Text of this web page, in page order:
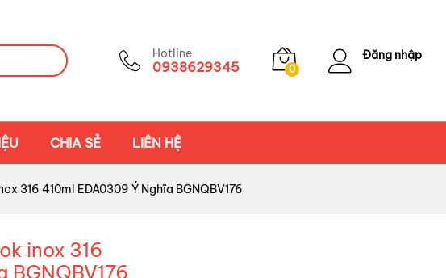
Hotline
0938629345 0
Đăng nhập
CHIA SẺ LIÊN HỆ
316 410ml EDA0309 Ý Nghĩa BGNQBV176
inox 316
BGNQBV176